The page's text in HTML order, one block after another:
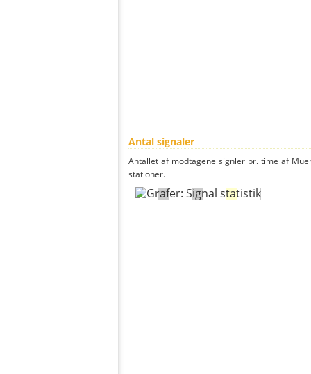
Antal signaler
Antallet af modtagene signler pr. time af
stationer.